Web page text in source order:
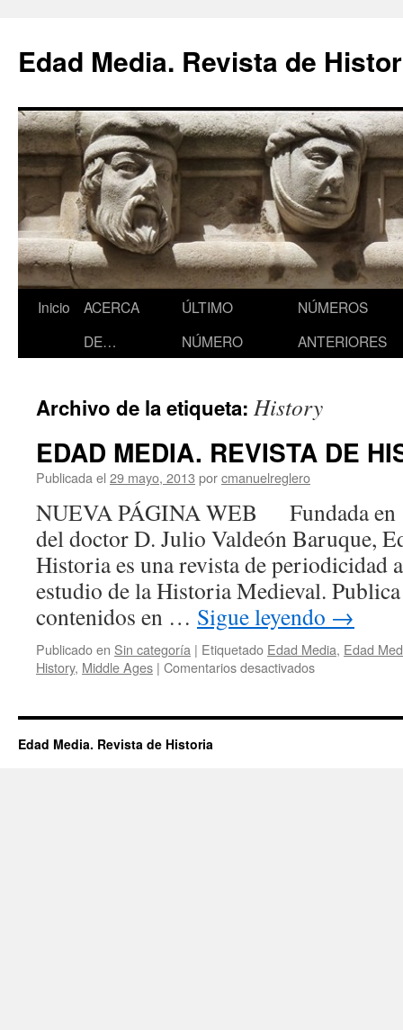
contenido
Edad Media. Revista de
Inicio
ACERCA
DE…
ÚLTIMO
NÚMERO
NÚMEROS
ANTERIORES
Archivo de la etiqueta: History
EDAD MEDIA. REVISTA DE
Publicada el 29 mayo, 2013 porcmanuelreglero
NUEVA PÁGINA WEB Fundada en
del doctor D. Julio Valdeón Baruque,
Historia es una revista de periodicidad
estudio de la Historia Medieval.
contenidos en … Sigue leyendo →
Publicado en Sin categoría | Etiquetado Edad Media, Edad
History, Middle Ages | Comentarios desactivadosen
REVISTA
Edad Media. Revista de Historia